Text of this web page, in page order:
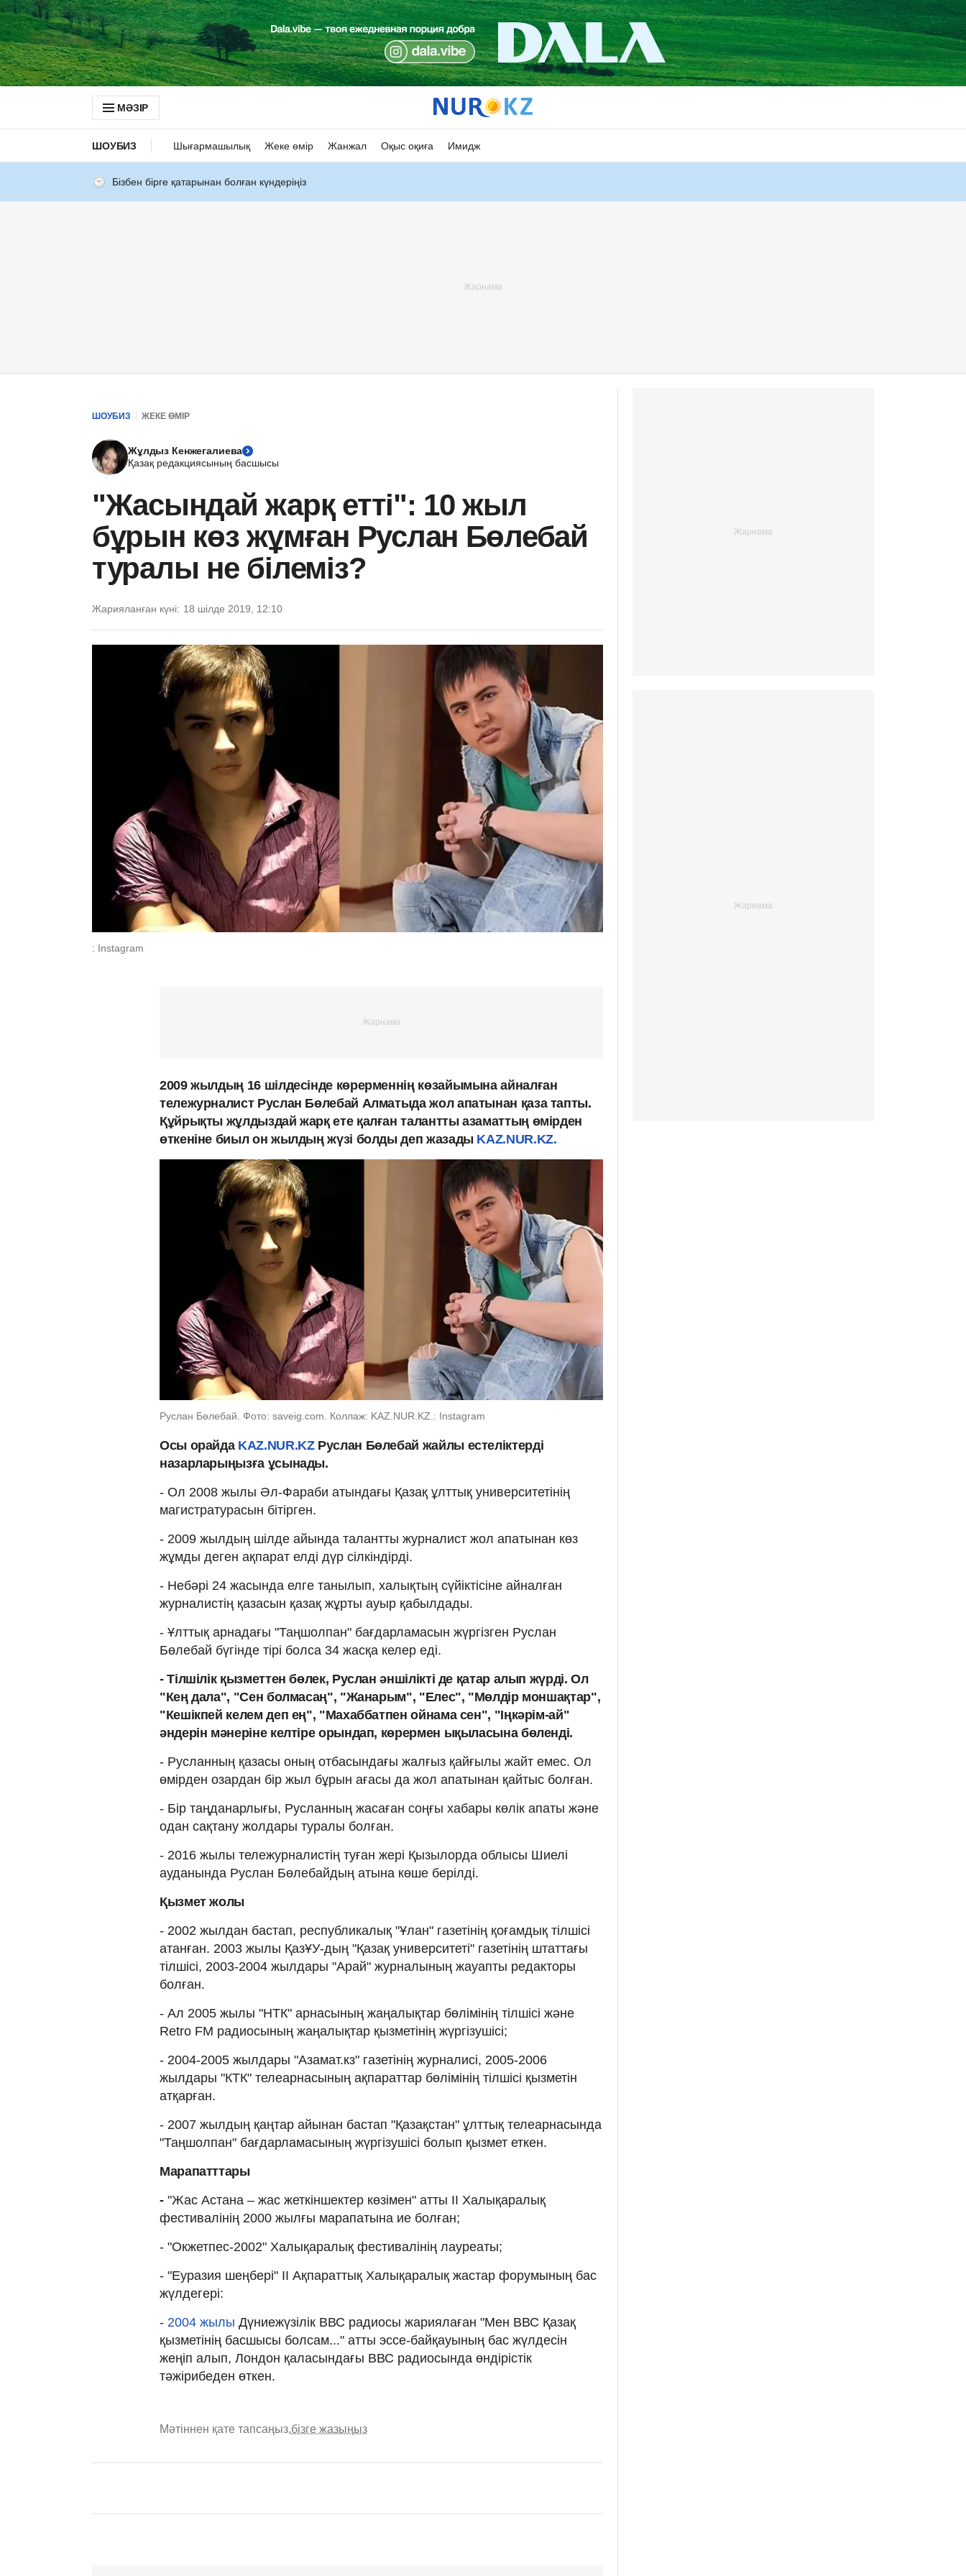
МӘЗІР
ШОУБИЗ Шығармашылық Жеке өмір Жанжал Оқыс оқиға Имидж
Бізбен бірге қатарынан болған күндеріңіз
ШОУБИЗ ЖЕКЕ ӨМІР
Жұлдыз Кенжегалиева
Қазақ редакциясының басшысы
"Жасындай жарқ етті": 10 жыл
бұрын көз жұмған Руслан Бөлебай
туралы не білеміз?
Жарияланған күні: 18 шілде 2019, 12:10
: Instagram
2009 жылдың 16 шілдесінде көрерменнің көзайымына айналған
тележурналист Руслан Бөлебай Алматыда жол апатынан қаза тапты.
Құйрықты жұлдыздай жарқ ете қалған талантты азаматтың өмірден
өткеніне биыл он жылдың жүзі болды деп жазады KAZ.NUR.KZ.
Руслан Бөлебай. Фото: saveig.com. Коллаж: KAZ.NUR.KZ.: Instagram
Осы орайдаKAZ.NUR.KZ Руслан Бөлебай жайлы естеліктерді
назарларыңызға ұсынады.
- Ол 2008 жылы Әл-Фараби атындағы Қазақ ұлттық университетінің
магистратурасын бітірген.
- 2009 жылдың шілде айында талантты журналист жол апатынан көз
жұмды деген ақпарат елді дүр сілкіндірді.
- Небәрі 24 жасында елге танылып, халықтың сүйіктісіне айналған
журналистің қазасын қазақ жұрты ауыр қабылдады.
- Ұлттық арнадағы "Таңшолпан" бағдарламасын жүргізген Руслан
Бөлебай бүгінде тірі болса 34 жасқа келер еді.
- Тілшілік қызметтен бөлек, Руслан әншілікті де қатар алып жүрді. Ол
"Кең дала", "Сен болмасаң", "Жанарым", "Елес", "Мөлдір моншақтар",
"Кешікпей келем деп ең", "Махаббатпен ойнама сен", "Іңкәрім-ай"
әндерін мәнеріне келтіре орындап, көрермен ықыласына бөленді.
- Русланның қазасы оның отбасындағы жалғыз қайғылы жайт емес. Ол
өмірден озардан бір жыл бұрын ағасы да жол апатынан қайтыс болған.
- Бір таңданарлығы, Русланның жасаған соңғы хабары көлік апаты және
одан сақтану жолдары туралы болған.
- 2016 жылы тележурналистің туған жері Қызылорда облысы Шиелі
ауданында Руслан Бөлебайдың атына көше берілді.
Қызмет жолы
- 2002 жылдан бастап, республикалық "Ұлан" газетінің қоғамдық тілшісі
атанған. 2003 жылы ҚазҰУ-дың "Қазақ университеті" газетінің штаттағы
тілшісі, 2003-2004 жылдары "Арай" журналының жауапты редакторы
болған.
- Ал 2005 жылы "НТК" арнасының жаңалықтар бөлімінің тілшісі және
Retro FM радиосының жаңалықтар қызметінің жүргізушісі;
- 2004-2005 жылдары "Азамат.кз" газетінің журналисі, 2005-2006
жылдары "КТК" телеарнасының ақпараттар бөлімінің тілшісі қызметін
атқарған.
- 2007 жылдың қаңтар айынан бастап "Қазақстан" ұлттық телеарнасында
"Таңшолпан" бағдарламасының жүргізушісі болып қызмет еткен.
Марапатттары
-"Жас Астана – жас жеткіншектер көзімен" атты II Халықаралық
фестивалінің 2000 жылғы марапатына ие болған;
- "Окжетпес-2002" Халықаралық фестивалінің лауреаты;
- "Еуразия шеңбері" II Ақпараттық Халықаралық жастар форумының бас
жүлдегері:
- 2004 жылы Дүниежүзілік ВВС радиосы жариялаған "Мен ВВС Қазақ
қызметінің басшысы болсам..." атты эссе-байқауының бас жүлдесін
жеңіп алып, Лондон қаласындағы ВВС радиосында өндірістік
тәжірибеден өткен.
Мәтіннен қате тапсаңыз,бізге жазыңыз